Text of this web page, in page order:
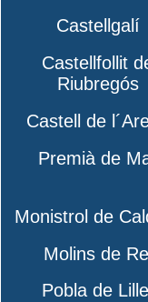
Castellgalí
Castellfollit
Riubregós
Castell de
Premià de
Monistrol de
Molins de
Pobla de